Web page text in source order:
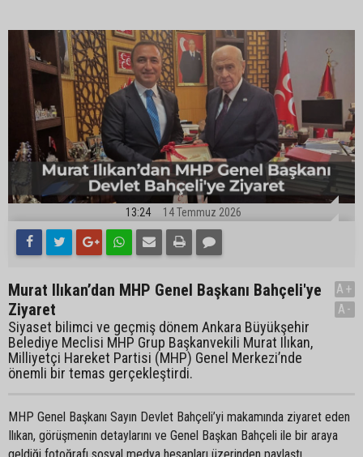
13:24 14 Temmuz 2026
Murat Ilıkan’dan MHP Genel Başkanı Bahçeli'ye
Ziyaret
Siyaset bilimci ve geçmiş dönem Ankara Büyükşehir
Belediye Meclisi MHP Grup Başkanvekili Murat Ilıkan,
Milliyetçi Hareket Partisi (MHP) Genel Merkezi’nde
önemli bir temas gerçekleştirdi.
A+
A-
MHP Genel Başkanı Sayın Devlet Bahçeli’yi makamında ziyaret eden
Ilıkan, görüşmenin detaylarını ve Genel Başkan Bahçeli ile bir araya